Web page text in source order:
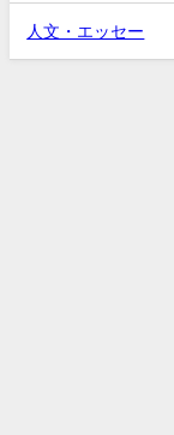
人文・エッセー